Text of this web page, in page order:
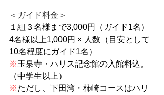
＜ガイド料金＞
１組３名様まで3,000円（ガイド1名）
4名様以上1,000円 × 人数（目安として
10名程度にガイド1名）
※玉泉寺・ハリス記念館の入館料込。
（中学生以上）
※ただし、下田湾・柿崎コースはハリ